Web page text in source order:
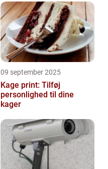
09 september 2025
Kage print: Tilføj
personlighed til dine
kager